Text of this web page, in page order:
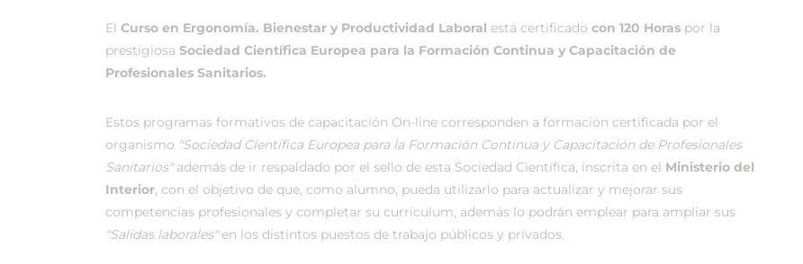
El Curso en Ergonomía. Bienestar y Productividad Laboral está certificado con 120 Horas por la
prestigiosa Sociedad Científica Europea para la Formación Continua y Capacitación de
Profesionales Sanitarios.
Estos programas formativos de capacitación On-line corresponden a formación certificada por el
organismo "Sociedad Científica Europea para la Formación Continua y Capacitación de Profesionales
Sanitarios"además de ir respaldado por el sello de esta Sociedad Científica, inscrita en el Ministerio del
Interior, con el objetivo de que, como alumno, pueda utilizarlo para actualizar y mejorar sus
competencias profesionales y completar su curriculum, además lo podrán emplear para ampliar sus
"Salidas laborales"en los distintos puestos de trabajo públicos y privados.